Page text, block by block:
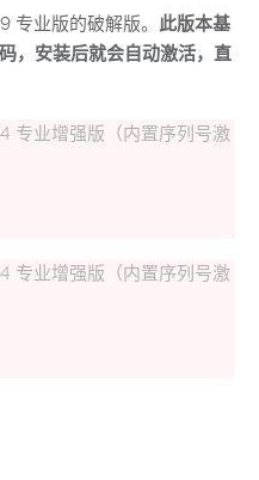
专业版的破解版。 此版本基
，安装后就会自动激活，直